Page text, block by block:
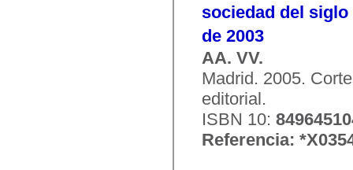
sociedad del siglo
de 2003
AA. VV.
Madrid. 2005.
editorial.
ISBN 10:
Referencia: